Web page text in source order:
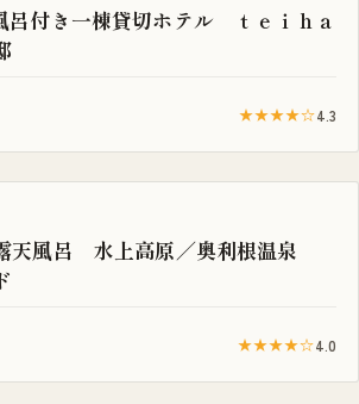
呂付き一棟貸切ホテル ｔｅｉｈａ
★★★★☆4.3
天風呂 水上高原／奥利根温泉
★★★★☆4.0